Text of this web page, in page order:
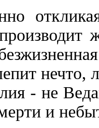
нечто,
- не
и